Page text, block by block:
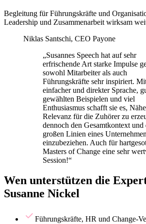
Begleitung für Führungskräfte und
Leadership und Zusammenarbeit wirksam
Niklas Santschi, CEO Payone
„Susannes Speech hat auf sehr
erfrischende Art starke Impulse
sowohl Mitarbeiter als auch
Führungskräfte sehr inspiriert.
einfacher und direkter Sprache,
gewählten Beispielen und viel
Enthusiasmus schafft sie es,
Relevanz für die Zuhörer zu
dennoch den Gesamtkontext und
großen Linien eines
einzubeziehen. Auch für
Masters of Change eine sehr
Session!“
Wen unterstützen die
Susanne Nickel
Führungskräfte, HR und Change-